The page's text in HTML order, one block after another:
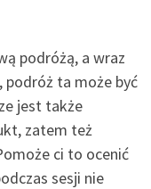
podróżą, a wraz
podróż ta może być
jest także
zatem też
ci to ocenić
sesji nie